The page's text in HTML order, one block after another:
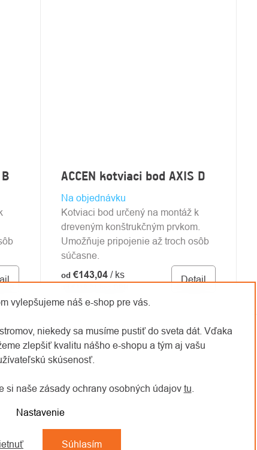
vylepšujeme náš e-shop pre vás.
niekedy sa musíme pustiť do sveta dát. Vďaka
zlepšiť kvalitu nášho e-shopu a tým aj vašu
skúsenosť.
si naše zásady ochrany osobných údajov tu
Nastavenie
Súhlasím
ACCEN kotviaci bod AXIS D
Na objednávku
od €143,04 / ks Detail
Kotviaci bod určený na montáž k
dreveným konštrukčným prvkom.
Umožňuje pripojenie až troch osôb
súčasne.